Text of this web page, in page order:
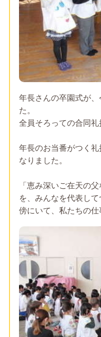
年長さんの卒園式が
た。
全員そろっての合同礼
年長のお当番がつく
なりました。
「恵み深いご在天の
を、みんなを代表し
傍にいて、私たちの仕